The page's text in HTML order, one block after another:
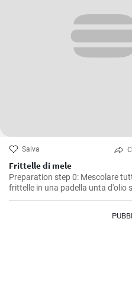
Salva
Frittelle di mele
Preparation step 0: Mescolare
frittelle in una padella unta d'olio